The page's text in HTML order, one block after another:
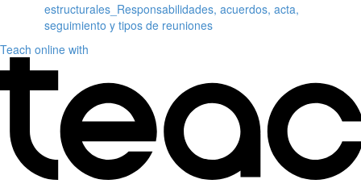
estructurales_Responsabilidades, acuerdos, acta,
seguimiento y tipos de reuniones
Teach online with